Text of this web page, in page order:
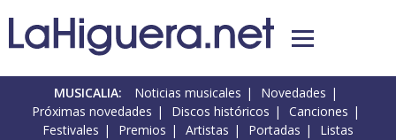
MUSICALIA: Noticias musicales
Novedades
Próximas novedades
Discos históricos
Canciones
Festivales
Premios Artistas Portadas Listas